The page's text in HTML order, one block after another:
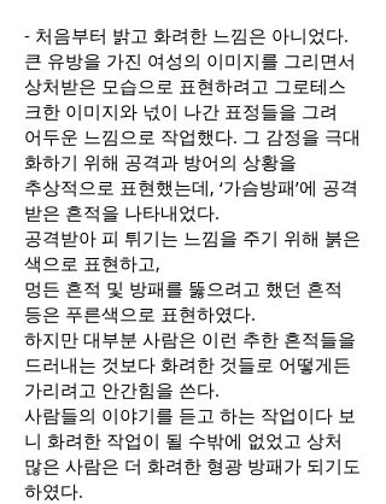
- 처음부터 밝고 화려한 느낌은 아니었다.
큰 유방을 가진 여성의 이미지를 그리면서
상처받은 모습으로 표현하려고 그로테스
크한 이미지와 넋이 나간 표정들을 그려
어두운 느낌으로 작업했다. 그 감정을 극대
화하기 위해 공격과 방어의 상황을
추상적으로 표현했는데, ‘가슴방패’에 공격
받은 흔적을 나타내었다.
공격받아 피 튀기는 느낌을 주기 위해 붉은
색으로 표현하고,
멍든 흔적 및 방패를 뚫으려고 했던 흔적
등은 푸른색으로 표현하였다.
하지만 대부분 사람은 이런 추한 흔적들을
드러내는 것보다 화려한 것들로 어떻게든
가리려고 안간힘을 쓴다.
사람들의 이야기를 듣고 하는 작업이다 보
니 화려한 작업이 될 수밖에 없었고 상처
많은 사람은 더 화려한 형광 방패가 되기도
하였다.